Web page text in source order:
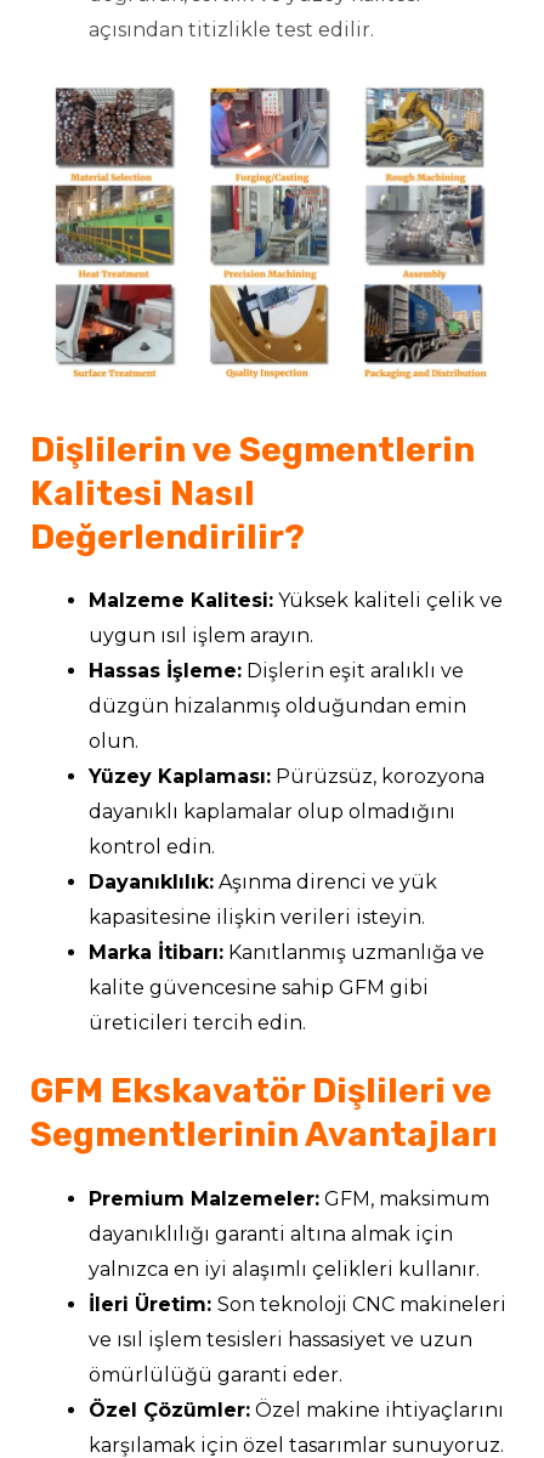
açısından titizlikle test edilir.
Dişlilerin ve Segmentlerin
Kalitesi Nasıl
Değerlendirilir?
Malzeme Kalitesi: Yüksek kaliteli çelik ve
uygun ısıl işlem arayın.
Hassas İşleme: Dişlerin eşit aralıklı ve
düzgün hizalanmış olduğundan emin
olun.
Yüzey Kaplaması: Pürüzsüz, korozyona
dayanıklı kaplamalar olup olmadığını
kontrol edin.
Dayanıklılık: Aşınma direnci ve yük
kapasitesine ilişkin verileri isteyin.
Marka İtibarı: Kanıtlanmış uzmanlığa ve
kalite güvencesine sahip GFM gibi
üreticileri tercih edin.
GFM Ekskavatör Dişlileri ve
Segmentlerinin Avantajları
Premium Malzemeler: GFM, maksimum
dayanıklılığı garanti altına almak için
yalnızca en iyi alaşımlı çelikleri kullanır.
İleri Üretim: Son teknoloji CNC makineleri
ve ısıl işlem tesisleri hassasiyet ve uzun
ömürlülüğü garanti eder.
Özel Çözümler: Özel makine ihtiyaçlarını
karşılamak için özel tasarımlar sunuyoruz.